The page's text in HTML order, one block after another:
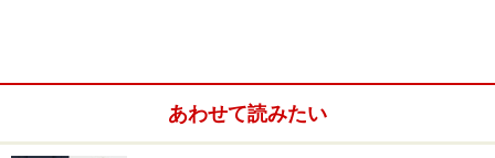
あわせて読みたい